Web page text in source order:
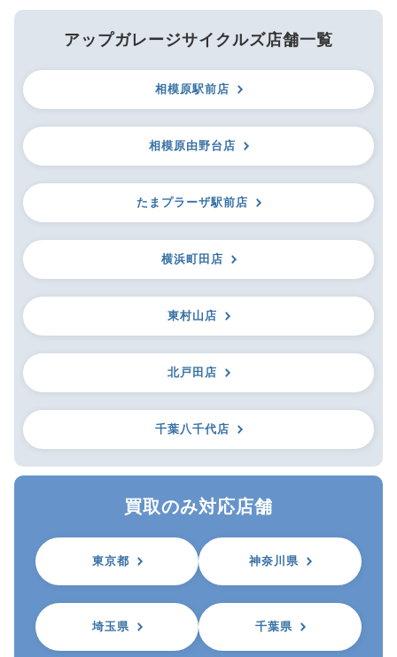
アップガレージサイクルズ店舗一覧
相模原駅前店
相模原由野台店
たまプラーザ駅前店
横浜町田店
東村山店
北戸田店
千葉八千代店
買取のみ対応店舗
東京都 神奈川県
埼玉県 千葉県